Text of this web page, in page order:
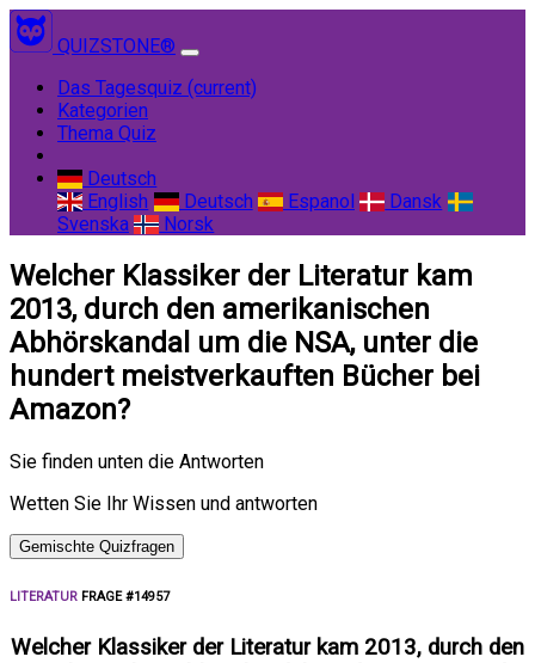
QUIZSTONE®
Das Tagesquiz (current)
Kategorien
Thema Quiz
Deutsch
English
Deutsch Espanol
Dansk
Svenska
Norsk
Welcher Klassiker der Literatur kam
2013, durch den amerikanischen
Abhörskandal um die NSA, unter die
hundert meistverkauften Bücher bei
Amazon?
Sie finden unten die Antworten
Wetten Sie Ihr Wissen und antworten
Gemischte Quizfragen
LITERATUR FRAGE #14957
Welcher Klassiker der Literatur kam 2013, durch den